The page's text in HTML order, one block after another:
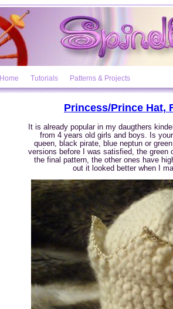
Home Tutorials Patterns & Projects
Princess/Prince Hat,
It is already popular in my daugthers
from 4 years old girls and boys. Is
queen, black pirate, blue neptun or
versions before I was satisfied, the green
the final pattern, the other ones have
out it looked better when I